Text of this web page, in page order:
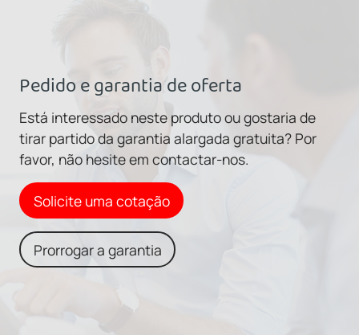
Pedido e garantia de oferta
Está interessado neste produto ou gostaria de
tirar partido da garantia alargada gratuita? Por
favor, não hesite em contactar-nos.
Solicite uma cotação
Prorrogar a garantia